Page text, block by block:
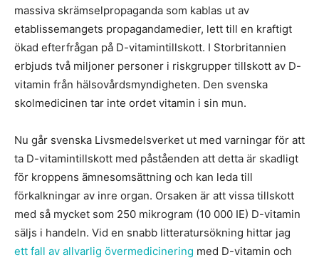
massiva skrämselpropaganda som kablas ut av
etablissemangets propagandamedier, lett till en kraftigt
ökad efterfrågan på D-vitamintillskott. I Storbritannien
erbjuds två miljoner personer i riskgrupper tillskott av D-
vitamin från hälsovårdsmyndigheten. Den svenska
skolmedicinen tar inte ordet vitamin i sin mun.
Nu går svenska Livsmedelsverket ut med varningar för att
ta D-vitamintillskott med påståenden att detta är skadligt
för kroppens ämnesomsättning och kan leda till
förkalkningar av inre organ. Orsaken är att vissa tillskott
med så mycket som 250 mikrogram (10 000 IE) D-vitamin
säljs i handeln. Vid en snabb litteratursökning hittar jag
ett fall av allvarlig övermedicinering med D-vitamin och